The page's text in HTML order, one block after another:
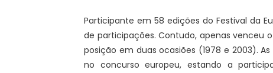
Participante em 58 edições do Festival da
de participações. Contudo, apenas venceu
posição em duas ocasiões (1978 e 2003).
no concurso europeu, estando a